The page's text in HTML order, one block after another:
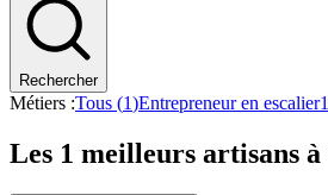
Rechercher
Métiers :Tous (1)Entrepreneur en escalier1
Les 1 meilleurs artisans à